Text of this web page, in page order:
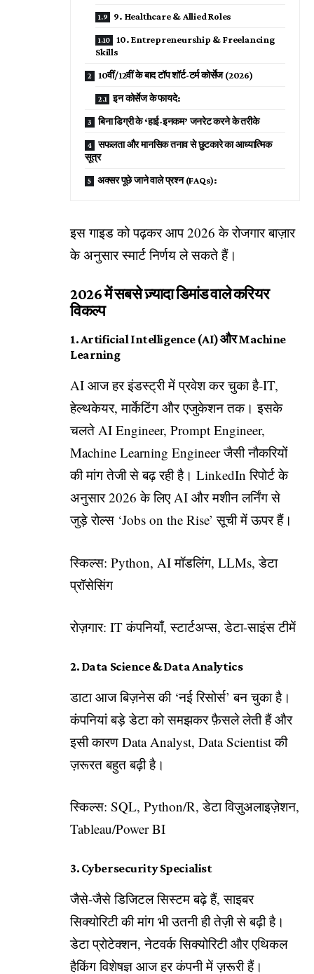
9. Healthcare & Allied Roles
10. Entrepreneurship & Freelancing
Skills
10वीं/12वीं के बाद टॉप शॉर्ट-टर्म कोर्सेज (2026)
इन कोर्सेज के फायदे:
बिना डिग्री के ‘हाई-इनकम’ जनरेट करने के तरीके
सफलता और मानसिक तनाव से छुटकारे का आध्यात्मिक
सूत्र
अक्सर पूछे जाने वाले प्रश्न (FAQs):
इस गाइड को पढ़कर आप 2026 के रोजगार बाज़ार
के अनुसार स्मार्ट निर्णय ले सकते हैं।
2026 में सबसे ज़्यादा डिमांड वाले करियर
विकल्प
1. Artificial Intelligence (AI) और Machine
Learning
AI आज हर इंडस्ट्री में प्रवेश कर चुका है-IT,
हेल्थकेयर, मार्केटिंग और एजुकेशन तक। इसके
चलते AI Engineer, Prompt Engineer,
Machine Learning Engineer जैसी नौकरियों
की मांग तेजी से बढ़ रही है। LinkedIn रिपोर्ट के
अनुसार 2026 के लिए AI और मशीन लर्निंग से
जुड़े रोल्स ‘Jobs on the Rise’ सूची में ऊपर हैं।
स्किल्स: Python, AI मॉडलिंग, LLMs, डेटा
प्रॉसेसिंग
रोज़गार: IT कंपनियाँ, स्टार्टअप्स, डेटा-साइंस टीमें
2. Data Science & Data Analytics
डाटा आज बिज़नेस की ‘नई रिसोर्स’ बन चुका है।
कंपनियां बड़े डेटा को समझकर फ़ैसले लेती हैं और
इसी कारण Data Analyst, Data Scientist की
ज़रूरत बहुत बढ़ी है।
स्किल्स: SQL, Python/R, डेटा विज़ुअलाइज़ेशन,
Tableau/Power BI
3. Cybersecurity Specialist
जैसे-जैसे डिजिटल सिस्टम बढ़े हैं, साइबर
सिक्योरिटी की मांग भी उतनी ही तेज़ी से बढ़ी है।
डेटा प्रोटेक्शन, नेटवर्क सिक्योरिटी और एथिकल
हैकिंग विशेषज्ञ आज हर कंपनी में ज़रूरी हैं।